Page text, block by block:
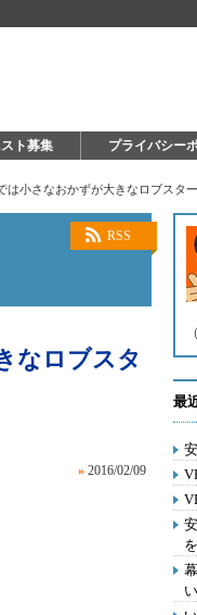
ト募集 プライバシー
は小さなおかずが大きなロブスター
RSS
なロブスタ
» 2016/02/09
最